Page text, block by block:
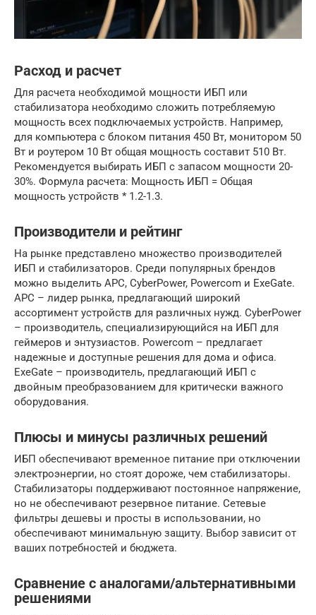
Расход и расчет
Для расчета необходимой мощности ИБП или
стабилизатора необходимо сложить потребляемую
мощность всех подключаемых устройств. Например,
для компьютера с блоком питания 450 Вт, монитором 50
Вт и роутером 10 Вт общая мощность составит 510 Вт.
Рекомендуется выбирать ИБП с запасом мощности 20-
30%. Формула расчета: Мощность ИБП = Общая
мощность устройств * 1.2-1.3.
Производители и рейтинг
На рынке представлено множество производителей
ИБП и стабилизаторов. Среди популярных брендов
можно выделить APC, CyberPower, Powercom и ExeGate.
APC – лидер рынка, предлагающий широкий
ассортимент устройств для различных нужд. CyberPower
– производитель, специализирующийся на ИБП для
геймеров и энтузиастов. Powercom – предлагает
надежные и доступные решения для дома и офиса.
ExeGate – производитель, предлагающий ИБП с
двойным преобразованием для критически важного
оборудования.
Плюсы и минусы различных решений
ИБП обеспечивают временное питание при отключении
электроэнергии, но стоят дороже, чем стабилизаторы.
Стабилизаторы поддерживают постоянное напряжение,
но не обеспечивают резервное питание. Сетевые
фильтры дешевы и просты в использовании, но
обеспечивают минимальную защиту. Выбор зависит от
ваших потребностей и бюджета.
Сравнение с аналогами/альтернативными
решениями